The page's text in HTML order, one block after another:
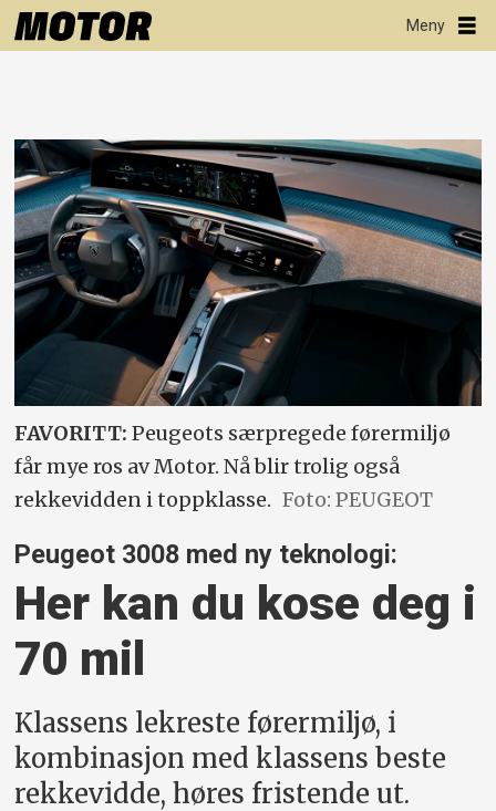
FAVORITT: Peugeots særpregede førermiljø
får mye ros av Motor. Nå blir trolig også
rekkevidden i toppklasse. Foto: PEUGEOT
Peugeot 3008 med ny teknologi:
Her kan du kose deg i
70 mil
Klassens lekreste førermiljø, i
kombinasjon med klassens beste
rekkevidde, høres fristende ut.